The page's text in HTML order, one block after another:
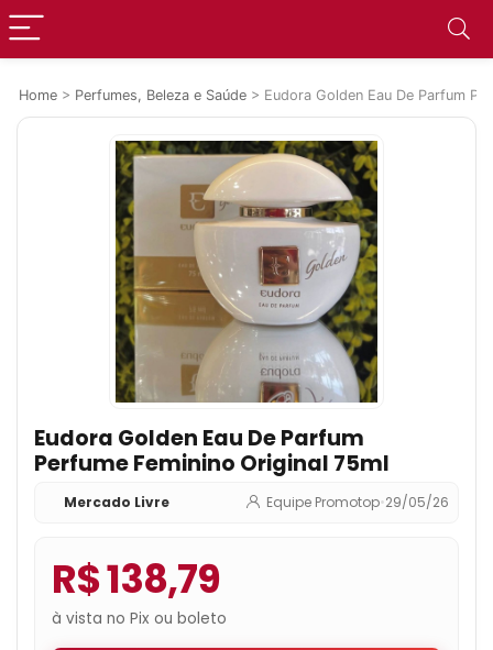
Home > Perfumes, Beleza e Saúde > Eudora Golden Eau De Parfum
Eudora Golden Eau De Parfum
Perfume Feminino Original 75ml
Mercado Livre Equipe Promotop•29/05/26
R$ 138,79
à vista no Pix ou boleto